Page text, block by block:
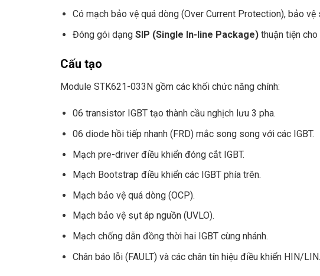
Có mạch bảo vệ quá dòng (Over Current Protection), bảo
Đóng gói dạng SIP (Single In-line Package)thuận tiện cho
Cấu tạo
Module STK621-033N gồm các khối chức năng chính:
06 transistor IGBT tạo thành cầu nghịch lưu 3 pha.
06 diode hồi tiếp nhanh (FRD) mắc song song với các IGBT.
Mạch pre-driver điều khiển đóng cắt IGBT.
Mạch Bootstrap điều khiển các IGBT phía trên.
Mạch bảo vệ quá dòng (OCP).
Mạch bảo vệ sụt áp nguồn (UVLO).
Mạch chống dẫn đồng thời hai IGBT cùng nhánh.
Chân báo lỗi (FAULT) và các chân tín hiệu điều khiển HIN/LIN.